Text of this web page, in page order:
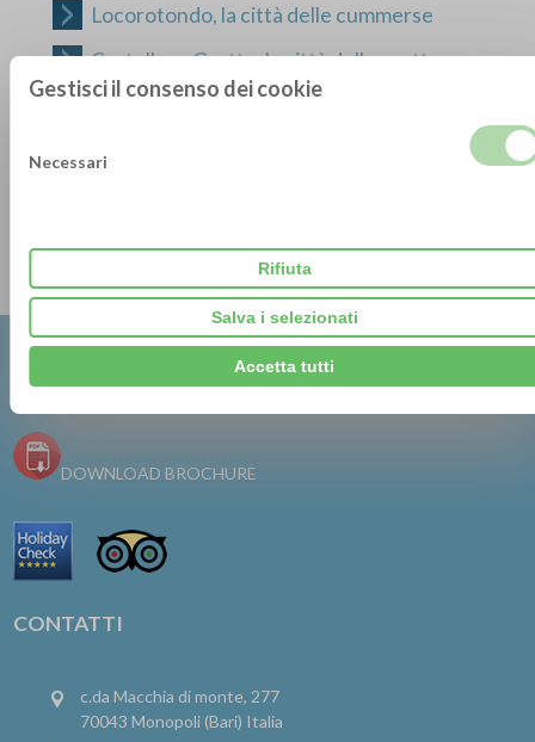
Locorotondo, la città delle cummerse
Castellana Grotte, la città delle grotte
Conversano, città d'arte e di storia
Cisternino, uno dei borghi più belli d'Italia
DOWNLOAD BROCHURE
CONTATTI
c.da Macchia di monte, 277
70043 Monopoli (Bari) Italia
Gestisci il consenso dei cookie
Necessari
Rifiuta
Salva i selezionati
Accetta tutti